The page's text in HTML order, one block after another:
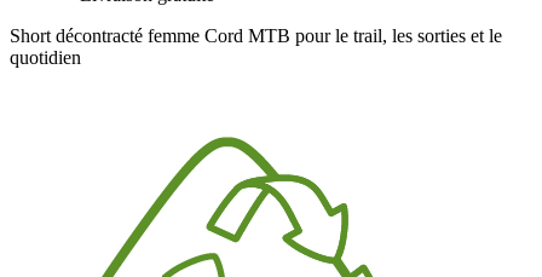
Short décontracté femme Cord MTB pour le trail, les sorties et le
quotidien